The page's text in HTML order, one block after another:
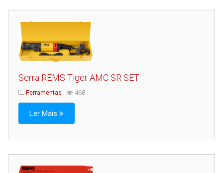
Serra REMS Tiger AMC SR SET
Ferramentas 468
Ler Mais